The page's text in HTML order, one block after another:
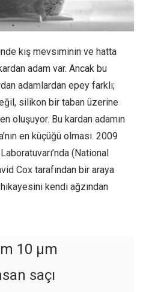
kış mevsiminin ve hatta
adam var. Ancak bu
adamlardan epey farklı;
silikon bir taban üzerine
oluşuyor. Bu kardan adamın
en küçüğü olması. 2009
(National
Cox tarafından bir araya
kendi ağzından
10 µm
saçı